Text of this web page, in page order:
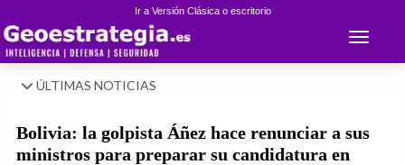
Ir a Versión Clásica o escritorio
Toggle
ÚLTIMAS NOTICIAS
Bolivia: la golpista Áñez hace renunciar a sus
ministros para preparar su candidatura en